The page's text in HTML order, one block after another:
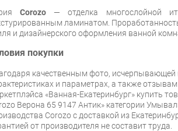
Corozo — отделка многослойной
ламинатом.
и дизайнерского оформления ванной
покупки
качественным фото,
и параметрах, а также отзывам
«Ванная-Екатеринбург» купить
Верона 65 9147 Антик» категории
Corozo с доставкой из
от производителя не составит труда.